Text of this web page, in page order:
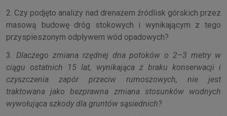
2. Czy podjęto analizy nad drenażem źródlisk górskich przez
masową budowę dróg stokowych i wynikającym z tego
przyspieszonym odpływem wód opadowych?
3. Dlaczego zmiana rzędnej dna potoków o 2–3 metry w
ciągu ostatnich 15 lat, wynikająca z braku konserwacji i
czyszczenia zapór przeciw rumoszowych, nie jest
traktowana jako bezprawna zmiana stosunków wodnych
wywołująca szkody dla gruntów sąsiednich?